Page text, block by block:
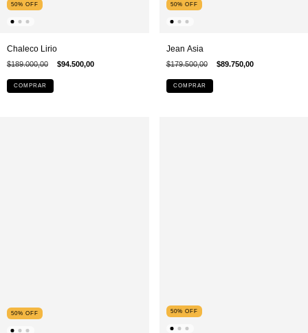
50% OFF
Chaleco Lirio
$189.000,00 $94.500,00
COMPRAR
50% OFF
Jean Asia
$179.500,00 $89.750,00
COMPRAR
50% OFF 50% OFF